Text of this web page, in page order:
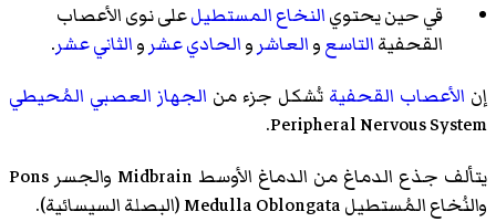
قي حين يحتويالنخاع المستطيلعلى نوى الأعصاب
القحفيةالتاسعوالعاشر والحادي عشر والثاني عشر.
إن الأعصاب القحفية تُشكل جزء من الجهاز العصبي المُحيطي
Peripheral Nervous System.
يتألف جذع الدماغ من الدماغ الأوسط Midbrain والجسر Pons
والنُخاع المُستطيل Medulla Oblongata (البصلة السيسائية).